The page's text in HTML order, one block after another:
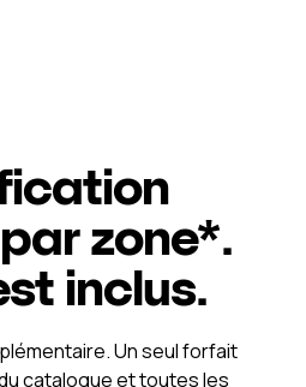
zone*.
inclus.
Un seul forfait
catalogue et toutes les